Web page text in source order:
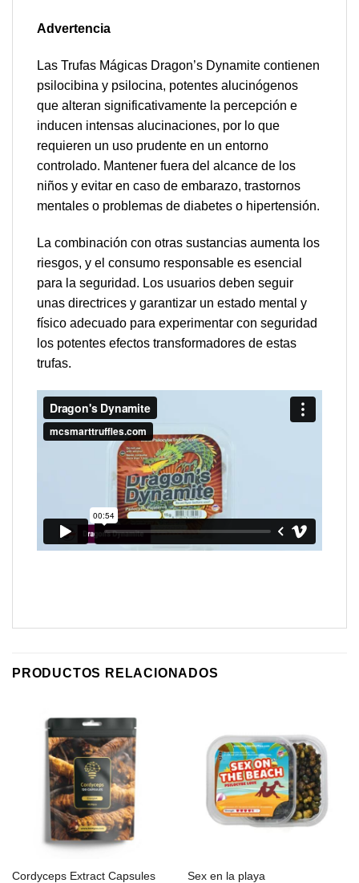
Advertencia
Las Trufas Mágicas Dragon’s Dynamite contienen
psilocibina y psilocina, potentes alucinógenos
que alteran significativamente la percepción e
inducen intensas alucinaciones, por lo que
requieren un uso prudente en un entorno
controlado. Mantener fuera del alcance de los
niños y evitar en caso de embarazo, trastornos
mentales o problemas de diabetes o hipertensión.
La combinación con otras sustancias aumenta los
riesgos, y el consumo responsable es esencial
para la seguridad. Los usuarios deben seguir
unas directrices y garantizar un estado mental y
físico adecuado para experimentar con seguridad
los potentes efectos transformadores de estas
trufas.
PRODUCTOS RELACIONADOS
Cordyceps Extract Capsules
Sex en la playa